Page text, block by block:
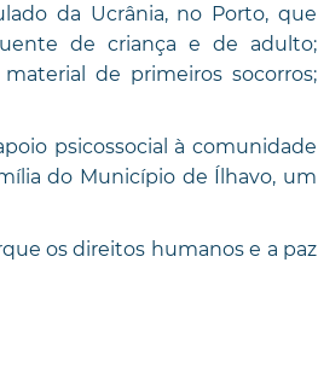
da Ucrânia, no Porto, que
de criança e de adulto;
de primeiros socorros;
psicossocial à comunidade
do Município de Ílhavo, um
os direitos humanos e a paz